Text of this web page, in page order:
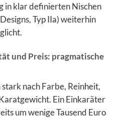
in klar definierten Nischen
Typ IIa) weiterhin
und Preis: pragmatische
nach Farbe, Reinheit,
Ein Einkaräter
um wenige Tausend Euro